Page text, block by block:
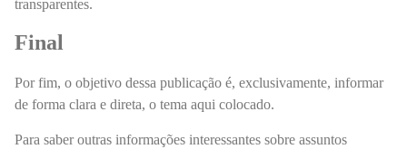
transparentes.
Final
Por fim, o objetivo dessa publicação é, exclusivamente, informar
de forma clara e direta, o tema aqui colocado.
Para saber outras informações interessantes sobre assuntos